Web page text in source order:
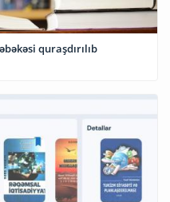
quraşdırılıb